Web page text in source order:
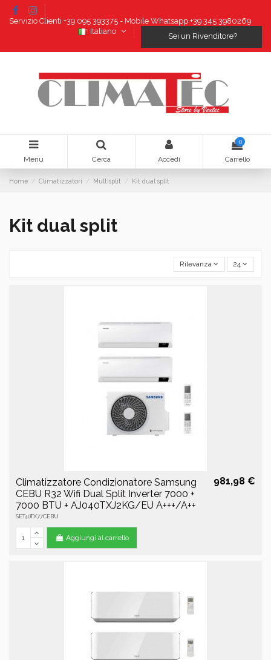
Servizio Clienti +39 095 393375 - Mobile Whatsapp +39 345 3980269
Italiano
Sei un Rivenditore?
Menu Cerca Accedi
0
Carrello
Home Climatizzatori Multisplit Kit dual split
Kit dual split
Rilevanza 24
Climatizzatore Condizionatore Samsung
CEBU R32 Wifi Dual Split Inverter 7000 +
7000 BTU + AJ040TXJ2KG/EU A+++/A++
SET40TX77CEBU
981,98 €
Aggiungi al carrello